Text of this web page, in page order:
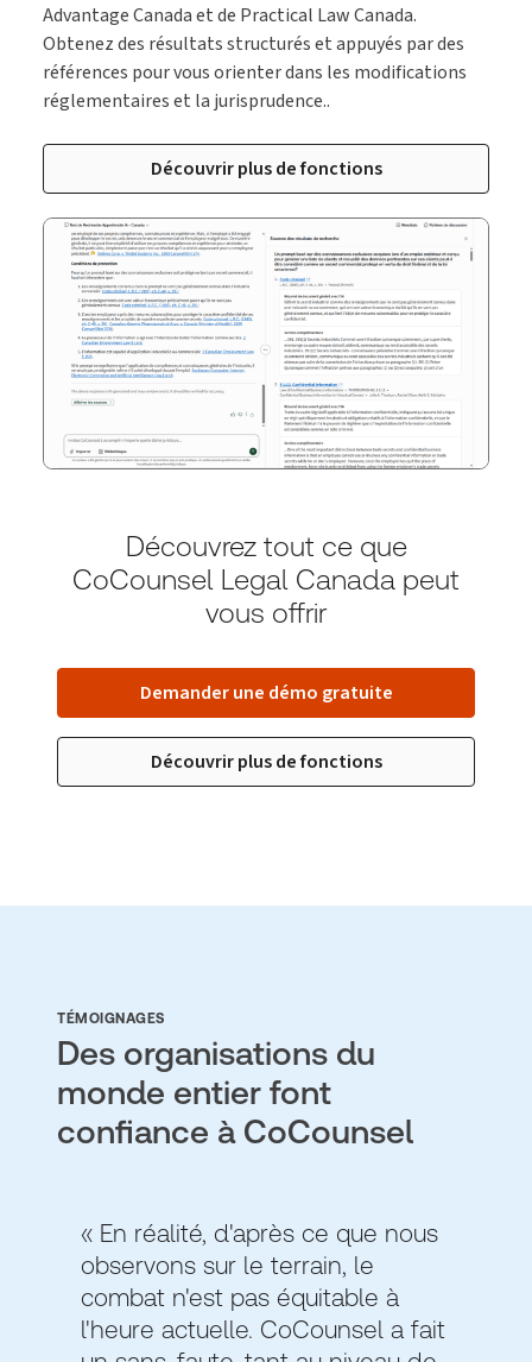
Advantage Canada et de Practical Law Canada.
Obtenez des résultats structurés et appuyés par des
références pour vous orienter dans les modifications
réglementaires et la jurisprudence..
Découvrir plus de fonctions
Découvrez tout ce que
CoCounsel Legal Canada peut
vous offrir
Demander une démo gratuite
Découvrir plus de fonctions
TÉMOIGNAGES
Des organisations du
monde entier font
confiance à CoCounsel
« En réalité, d'après ce que nous
observons sur le terrain, le
combat n'est pas équitable à
l'heure actuelle. CoCounsel a fait